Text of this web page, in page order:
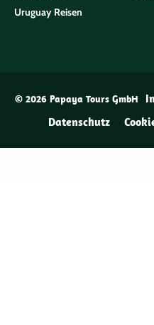
Uruguay Reisen
© 2026 Papaya Tours GmbH
Datenschutz